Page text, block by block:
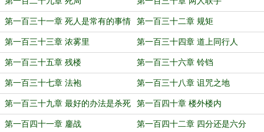
第一百三十一章 死人是常有的事情 第一百三十二章 规矩
第一百三十三章 浓雾里 第一百三十四章 道上同行人
第一百三十五章 残楼 第一百三十六章 铃铛
第一百三十七章 法袍 第一百三十八章 诅咒之地
第一百三十九章 最好的办法是杀死
他
第一百四十章 楼外楼内
第一百四十一章 鏖战 第一百四十二章 四分还是六分